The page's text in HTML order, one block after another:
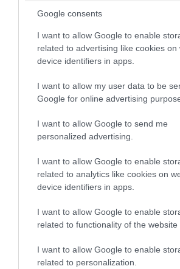
Google consents
I want to allow Google to enable
related to advertising like cookies on
device identifiers in apps.
I want to allow my user data to be
Google for online advertising
I want to allow Google to send me
personalized advertising.
I want to allow Google to enable
related to analytics like cookies on
device identifiers in apps.
I want to allow Google to enable
related to functionality of the website
I want to allow Google to enable
related to personalization.
PRONEWS.GR /ΔΙΕΘΝΗΣ ΑΣΦΑΛΕΙΑ
Ποια Στενά του Ορμούζ; –
επικίνδυνη θαλάσσια οδός
– Στο στόχαστρο και
08.08.2026 | 10:49